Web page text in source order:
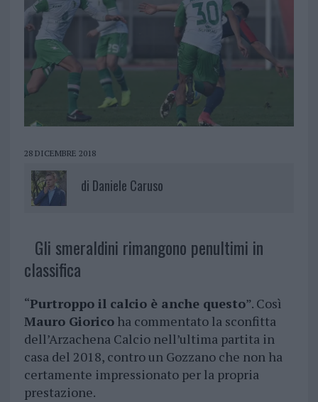
28 DICEMBRE 2018
di Daniele Caruso
Gli smeraldini rimangono penultimi in
classifica
“Purtroppo il calcio è anche questo”. Così
Mauro Gioricoha commentato la sconfitta
dell’Arzachena Calcio nell’ultima partita in
casa del 2018, contro un Gozzano che non ha
certamente impressionato per la propria
prestazione.